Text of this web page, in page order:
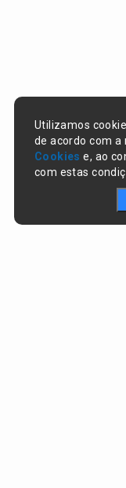
Utilizamos
de acordo com a
Cookies e, ao
com estas